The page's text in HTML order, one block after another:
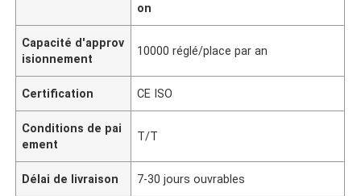
on
Capacité d'approv
isionnement
10000 réglé/place par an
Certification CE ISO
Conditions de pai
ement
T/T
Délai de livraison 7-30 jours ouvrables